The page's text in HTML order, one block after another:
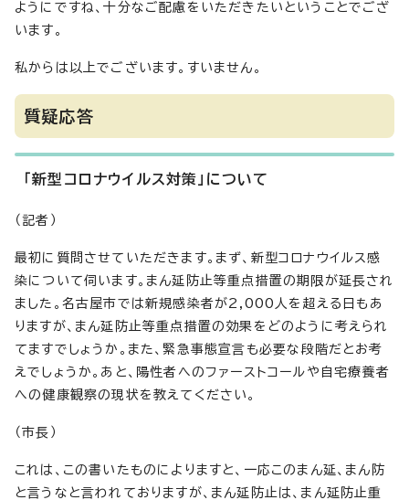
ようにですね、十分なご配慮をいただきたいということでござ
います。
私からは以上でございます。すいません。
質疑応答
「新型コロナウイルス対策」について
（記者）
最初に質問させていただきます。まず、新型コロナウイルス感
染について伺います。まん延防止等重点措置の期限が延長され
ました。名古屋市では新規感染者が2,000人を超える日もあ
りますが、まん延防止等重点措置の効果をどのように考えられ
てますでしょうか。また、緊急事態宣言も必要な段階だとお考
えでしょうか。あと、陽性者へのファーストコールや自宅療養者
への健康観察の現状を教えてください。
（市長）
これは、この書いたものによりますと、一応このまん延、まん防
と言うなと言われておりますが、まん延防止は、まん延防止重